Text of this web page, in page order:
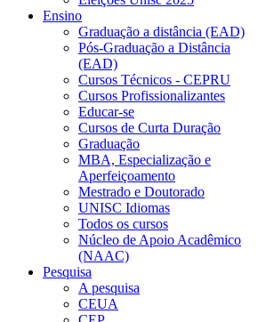
Ensino
Graduação a distância (EAD)
Pós-Graduação a Distância
(EAD)
Cursos Técnicos - CEPRU
Cursos Profissionalizantes
Educar-se
Cursos de Curta Duração
Graduação
MBA, Especialização e
Aperfeiçoamento
Mestrado e Doutorado
UNISC Idiomas
Todos os cursos
Núcleo de Apoio Acadêmico
(NAAC)
Pesquisa
A pesquisa
CEUA